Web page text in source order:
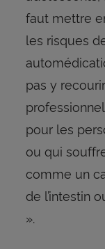
faut mettre
les risques
pas y
pour les
ou qui
comme un
de l’intestin
».